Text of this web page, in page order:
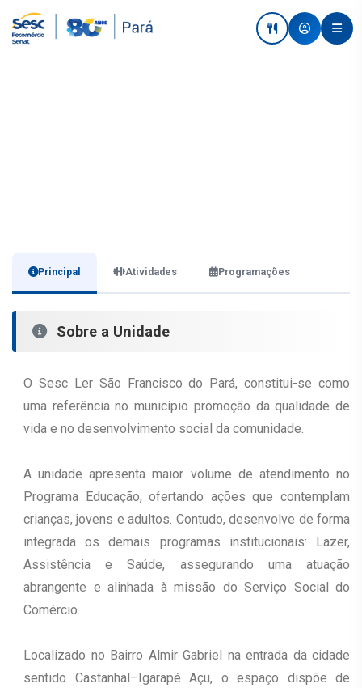
Principal Atividades Programações
Sobre a Unidade
O Sesc Ler São Francisco do Pará, constitui-se como
uma referência no município promoção da qualidade de
vida e no desenvolvimento social da comunidade.
A unidade apresenta maior volume de atendimento no
Programa Educação, ofertando ações que contemplam
crianças, jovens e adultos. Contudo, desenvolve de forma
integrada os demais programas institucionais: Lazer,
Assistência e Saúde, assegurando uma atuação
abrangente e alinhada à missão do Serviço Social do
Comércio.
Localizado no Bairro Almir Gabriel na entrada da cidade
sentido Castanhal–Igarapé Açu, o espaço dispõe de